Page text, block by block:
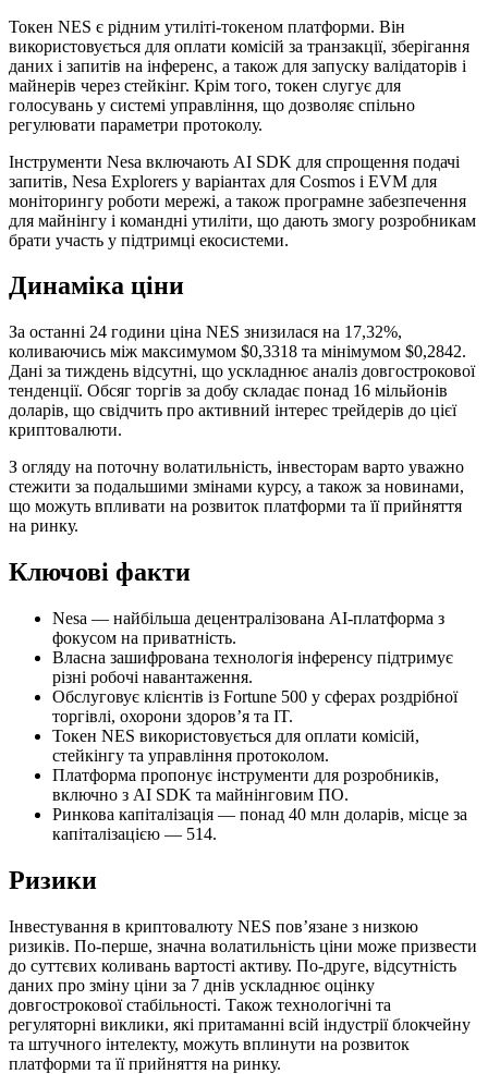
Токен NES є рідним утиліті-токеном платформи. Він
використовується для оплати комісій за транзакції, зберігання
даних і запитів на інференс, а також для запуску валідаторів і
майнерів через стейкінг. Крім того, токен слугує для
голосувань у системі управління, що дозволяє спільно
регулювати параметри протоколу.
Інструменти Nesa включають AI SDK для спрощення подачі
запитів, Nesa Explorers у варіантах для Cosmos і EVM для
моніторингу роботи мережі, а також програмне забезпечення
для майнінгу і командні утиліти, що дають змогу розробникам
брати участь у підтримці екосистеми.
Динаміка ціни
За останні 24 години ціна NES знизилася на 17,32%,
коливаючись між максимумом $0,3318 та мінімумом $0,2842.
Дані за тиждень відсутні, що ускладнює аналіз довгострокової
тенденції. Обсяг торгів за добу складає понад 16 мільйонів
доларів, що свідчить про активний інтерес трейдерів до цієї
криптовалюти.
З огляду на поточну волатильність, інвесторам варто уважно
стежити за подальшими змінами курсу, а також за новинами,
що можуть впливати на розвиток платформи та її прийняття
на ринку.
Ключові факти
Nesa — найбільша децентралізована AI-платформа з
фокусом на приватність.
Власна зашифрована технологія інференсу підтримує
різні робочі навантаження.
Обслуговує клієнтів із Fortune 500 у сферах роздрібної
торгівлі, охорони здоров’я та IT.
Токен NES використовується для оплати комісій,
стейкінгу та управління протоколом.
Платформа пропонує інструменти для розробників,
включно з AI SDK та майнінговим ПО.
Ринкова капіталізація — понад 40 млн доларів, місце за
капіталізацією — 514.
Ризики
Інвестування в криптовалюту NES пов’язане з низкою
ризиків. По-перше, значна волатильність ціни може призвести
до суттєвих коливань вартості активу. По-друге, відсутність
даних про зміну ціни за 7 днів ускладнює оцінку
довгострокової стабільності. Також технологічні та
регуляторні виклики, які притаманні всій індустрії блокчейну
та штучного інтелекту, можуть вплинути на розвиток
платформи та її прийняття на ринку.